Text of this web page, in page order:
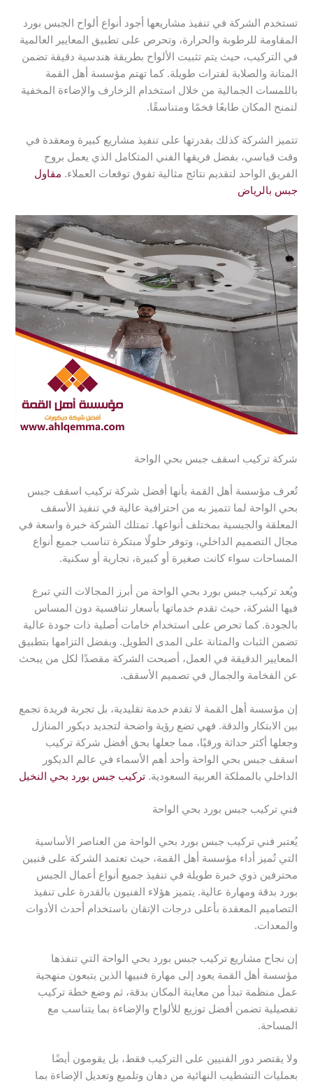
تستخدم الشركة في تنفيذ مشاريعها أجود أنواع ألواح الجبس بورد
المقاومة للرطوبة والحرارة، وتحرص على تطبيق المعايير العالمية
في التركيب، حيث يتم تثبيت الألواح بطريقة هندسية دقيقة تضمن
المتانة والصلابة لفترات طويلة. كما تهتم مؤسسة أهل القمة
باللمسات الجمالية من خلال استخدام الزخارف والإضاءة المخفية
لتمنح المكان طابعًا فخمًا ومتناسقًا.
تتميز الشركة كذلك بقدرتها على تنفيذ مشاريع كبيرة ومعقدة في
وقت قياسي، بفضل فريقها الفني المتكامل الذي يعمل بروح
الفريق الواحد لتقديم نتائج مثالية تفوق توقعات العملاء. مقاول
جبس بالرياض
شركة تركيب اسقف جبس بحي الواحة
تُعرف مؤسسة أهل القمة بأنها أفضل شركة تركيب اسقف جبس
بحي الواحة لما تتميز به من احترافية عالية في تنفيذ الأسقف
المعلقة والجبسية بمختلف أنواعها. تمتلك الشركة خبرة واسعة في
مجال التصميم الداخلي، وتوفر حلولًا مبتكرة تناسب جميع أنواع
المساحات سواء كانت صغيرة أو كبيرة، تجارية أو سكنية.
ويُعد تركيب جبس بورد بحي الواحة من أبرز المجالات التي تبرع
فيها الشركة، حيث تقدم خدماتها بأسعار تنافسية دون المساس
بالجودة. كما تحرص على استخدام خامات أصلية ذات جودة عالية
تضمن الثبات والمتانة على المدى الطويل. وبفضل التزامها بتطبيق
المعايير الدقيقة في العمل، أصبحت الشركة مقصدًا لكل من يبحث
عن الفخامة والجمال في تصميم الأسقف.
إن مؤسسة أهل القمة لا تقدم خدمة تقليدية، بل تجربة فريدة تجمع
بين الابتكار والدقة. فهي تضع رؤية واضحة لتجديد ديكور المنازل
وجعلها أكثر حداثة ورقيًا، مما جعلها بحق أفضل شركة تركيب
اسقف جبس بحي الواحة وأحد أهم الأسماء في عالم الديكور
الداخلي بالمملكة العربية السعودية.تركيب جبس بورد بحي النخيل
فني تركيب جبس بورد بحي الواحة
يُعتبر فني تركيب جبس بورد بحي الواحة من العناصر الأساسية
التي تُميز أداء مؤسسة أهل القمة، حيث تعتمد الشركة على فنيين
محترفين ذوي خبرة طويلة في تنفيذ جميع أنواع أعمال الجبس
بورد بدقة ومهارة عالية. يتميز هؤلاء الفنيون بالقدرة على تنفيذ
التصاميم المعقدة بأعلى درجات الإتقان باستخدام أحدث الأدوات
والمعدات.
إن نجاح مشاريع تركيب جبس بورد بحي الواحة التي تنفذها
مؤسسة أهل القمة يعود إلى مهارة فنييها الذين يتبعون منهجية
عمل منظمة تبدأ من معاينة المكان بدقة، ثم وضع خطة تركيب
تفصيلية تضمن أفضل توزيع للألواح والإضاءة بما يتناسب مع
المساحة.
ولا يقتصر دور الفنيين على التركيب فقط، بل يقومون أيضًا
بعمليات التشطيب النهائية من دهان وتلميع وتعديل الإضاءة بما